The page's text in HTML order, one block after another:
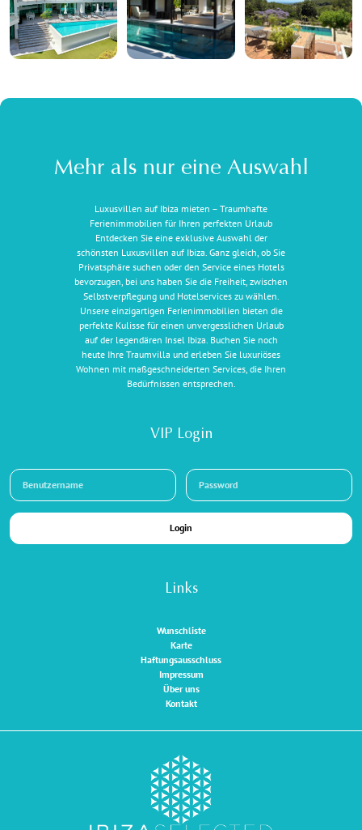
Mehr als nur eine Auswahl
Luxusvillen auf Ibiza mieten – Traumhafte
Ferienimmobilien für Ihren perfekten Urlaub
Entdecken Sie eine exklusive Auswahl der
schönsten Luxusvillen auf Ibiza. Ganz gleich, ob Sie
Privatsphäre suchen oder den Service eines Hotels
bevorzugen, bei uns haben Sie die Freiheit, zwischen
Selbstverpflegung und Hotelservices zu wählen.
Unsere einzigartigen Ferienimmobilien bieten die
perfekte Kulisse für einen unvergesslichen Urlaub
auf der legendären Insel Ibiza. Buchen Sie noch
heute Ihre Traumvilla und erleben Sie luxuriöses
Wohnen mit maßgeschneiderten Services, die Ihren
Bedürfnissen entsprechen.
Links
Wunschliste
Karte
Haftungsausschluss
Impressum
Über uns
Kontakt
VIP Login
Login